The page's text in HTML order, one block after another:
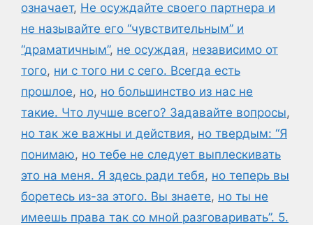
означает, Не осуждайте своего партнера и
не называйте его “чувствительным” и
“драматичным”, не осуждая, независимо от
того, ни с того ни с сего. Всегда есть
прошлое, но, но большинство из нас не
такие. Что лучше всего? Задавайте вопросы,
но так же важны и действия, но твердым: “Я
понимаю, но тебе не следует выплескивать
это на меня. Я здесь ради тебя, но теперь вы
боретесь из-за этого. Вы знаете, но ты не
имеешь права так со мной разговаривать”. 5.